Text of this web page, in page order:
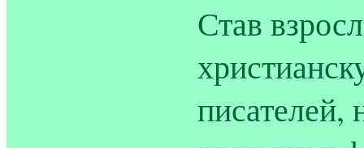
Став
писателей,